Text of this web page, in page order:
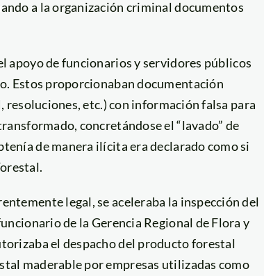
a la organización criminal documentos
apoyo de funcionarios y servidores públicos
Estos proporcionaban documentación
etc.) con información falsa para
concretándose el “lavado” de
de manera ilícita era declarado como si
legal, se aceleraba la inspección del
de la Gerencia Regional de Flora y
el despacho del producto forestal
maderable por empresas utilizadas como